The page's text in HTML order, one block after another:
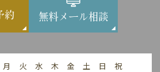
約 無料メール相談
月 火 水 木 金 土 日 祝